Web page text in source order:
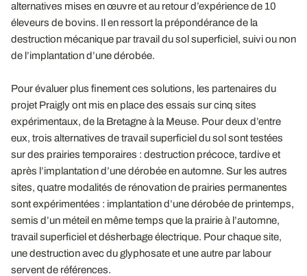
alternatives mises en œuvre et au retour d’expérience de 10
éleveurs de bovins. Il en ressort la prépondérance de la
destruction mécanique par travail du sol superficiel, suivi ou non
de l’implantation d’une dérobée.
Pour évaluer plus finement ces solutions, les partenaires du
projet Praigly ont mis en place des essais sur cinq sites
expérimentaux, de la Bretagne à la Meuse. Pour deux d’entre
eux, trois alternatives de travail superficiel du sol sont testées
sur des prairies temporaires : destruction précoce, tardive et
après l’implantation d’une dérobée en automne. Sur les autres
sites, quatre modalités de rénovation de prairies permanentes
sont expérimentées : implantation d’une dérobée de printemps,
semis d’un méteil en même temps que la prairie à l’automne,
travail superficiel et désherbage électrique. Pour chaque site,
une destruction avec du glyphosate et une autre par labour
servent de références.